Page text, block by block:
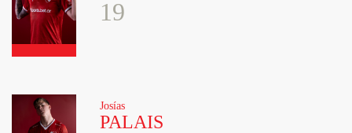
19
Josías
PALAIS